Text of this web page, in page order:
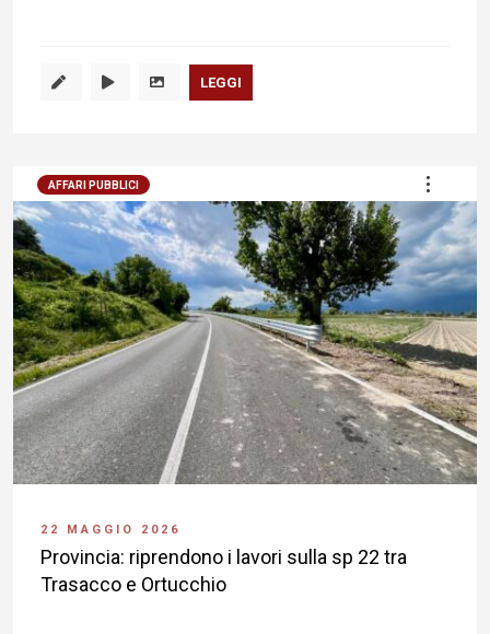
LEGGI
AFFARI PUBBLICI
22 MAGGIO 2026
Provincia: riprendono i lavori sulla sp 22 tra
Trasacco e Ortucchio